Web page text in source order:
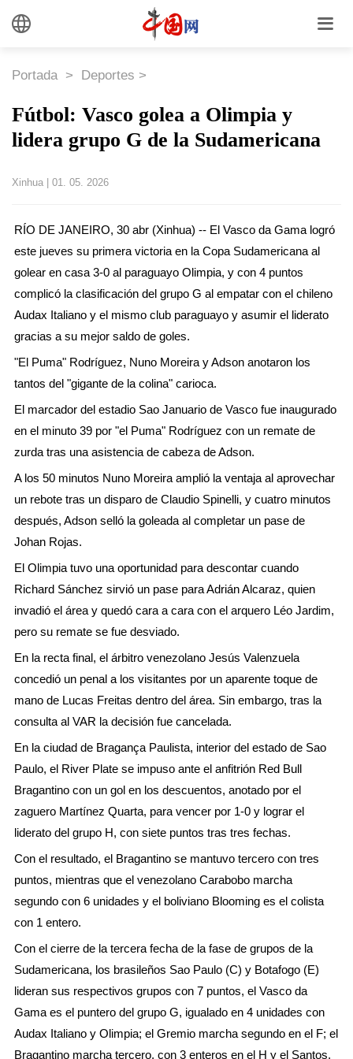
Portada > Deportes >
Fútbol: Vasco golea a Olimpia y
lidera grupo G de la Sudamericana
Xinhua 01. 05. 2026
RÍO DE JANEIRO, 30 abr (Xinhua) -- El Vasco da Gama logró
este jueves su primera victoria en la Copa Sudamericana al
golear en casa 3-0 al paraguayo Olimpia, y con 4 puntos
complicó la clasificación del grupo G al empatar con el chileno
Audax Italiano y el mismo club paraguayo y asumir el liderato
gracias a su mejor saldo de goles.
"El Puma" Rodríguez, Nuno Moreira y Adson anotaron los
tantos del "gigante de la colina" carioca.
El marcador del estadio Sao Januario de Vasco fue inaugurado
en el minuto 39 por "el Puma" Rodríguez con un remate de
zurda tras una asistencia de cabeza de Adson.
A los 50 minutos Nuno Moreira amplió la ventaja al aprovechar
un rebote tras un disparo de Claudio Spinelli, y cuatro minutos
después, Adson selló la goleada al completar un pase de
Johan Rojas.
El Olimpia tuvo una oportunidad para descontar cuando
Richard Sánchez sirvió un pase para Adrián Alcaraz, quien
invadió el área y quedó cara a cara con el arquero Léo Jardim,
pero su remate se fue desviado.
En la recta final, el árbitro venezolano Jesús Valenzuela
concedió un penal a los visitantes por un aparente toque de
mano de Lucas Freitas dentro del área. Sin embargo, tras la
consulta al VAR la decisión fue cancelada.
En la ciudad de Bragança Paulista, interior del estado de Sao
Paulo, el River Plate se impuso ante el anfitrión Red Bull
Bragantino con un gol en los descuentos, anotado por el
zaguero Martínez Quarta, para vencer por 1-0 y lograr el
liderato del grupo H, con siete puntos tras tres fechas.
Con el resultado, el Bragantino se mantuvo tercero con tres
puntos, mientras que el venezolano Carabobo marcha
segundo con 6 unidades y el boliviano Blooming es el colista
con 1 entero.
Con el cierre de la tercera fecha de la fase de grupos de la
Sudamericana, los brasileños Sao Paulo (C) y Botafogo (E)
lideran sus respectivos grupos con 7 puntos, el Vasco da
Gama es el puntero del grupo G, igualado en 4 unidades con
Audax Italiano y Olimpia; el Gremio marcha segundo en el F; el
Bragantino marcha tercero, con 3 enteros en el H y el Santos,